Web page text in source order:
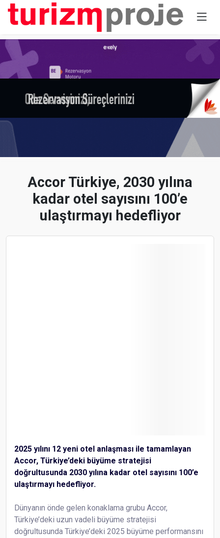
Accor Türkiye, 2030 yılına
kadar otel sayısını 100’e
ulaştırmayı hedefliyor
2025 yılını 12 yeni otel anlaşması ile tamamlayan
Accor, Türkiye’deki büyüme stratejisi
doğrultusunda 2030 yılına kadar otel sayısını 100’e
ulaştırmayı hedefliyor.
Dünyanın önde gelen konaklama grubu Accor,
Türkiye’deki uzun vadeli büyüme stratejisi
doğrultusunda Türkiye’deki 2025 büyüme performansını